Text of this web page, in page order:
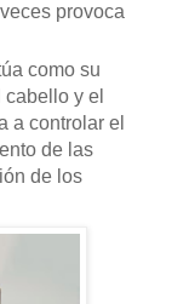
provoca
como su
cabello y el
a controlar el
de las
de los